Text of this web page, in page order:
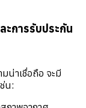
การรับประกัน
น่าเชื่อถือ จะมี
น: